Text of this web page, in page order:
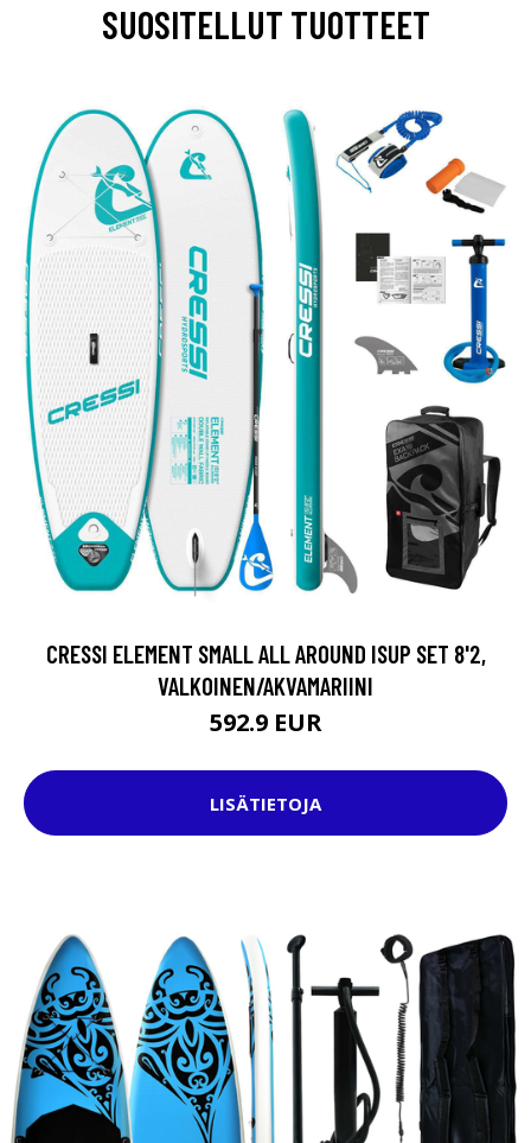
SUOSITELLUT TUOTTEET
CRESSI ELEMENT SMALL ALL AROUND ISUP SET 8'2,
VALKOINEN/AKVAMARIINI
592.9 EUR
LISÄTIETOJA